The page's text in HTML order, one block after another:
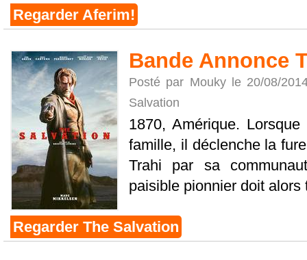
Regarder Aferim!
Bande Annonce
Posté par Mouky le 20/08/
Salvation
1870, Amérique.
famille, il déclenche la
Trahi par sa
paisible pionnier doit
Regarder The Salvation